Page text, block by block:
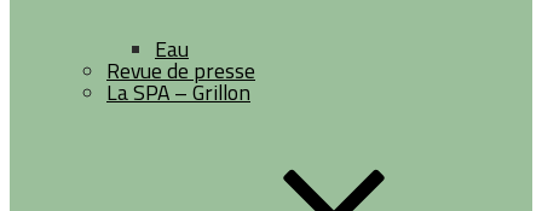
Eau
Revue de presse
La SPA – Grillon